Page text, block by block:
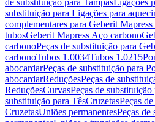
de substituição para TampasLigações
substituição para Ligações para
complementares para Geberit
tubosGeberit Mapress Aço carbono
carbonoPeças de substituição para
carbonoTubos 1.0034Tubos 1.0215
abocardarPeças de substituição para
abocardarReduçõesPeças de
ReduçõesCurvasPeças de
substituição para TêsCruzetasPeças
CruzetasUniões permanentesPeças de